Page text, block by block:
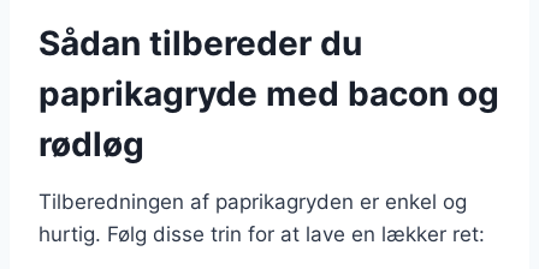
Sådan tilbereder du
paprikagryde med bacon og
rødløg
Tilberedningen af paprikagryden er enkel og
hurtig. Følg disse trin for at lave en lækker ret: